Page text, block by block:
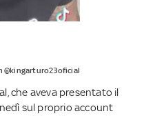
@kingarturo23oficial
che aveva presentato il
sul proprio account